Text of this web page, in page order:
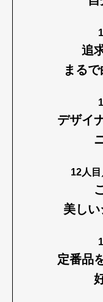
Art&Design
Official
Pen
追
まる
デザイ
12人目
美しい
定番品